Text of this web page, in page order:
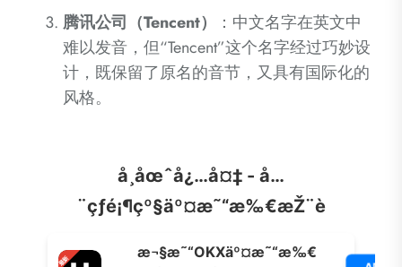
腾讯公司（Tencent）
：中文名字在英文中
难以发音，但“Tencent”这个名字经过巧妙设
计，既保留了原名的音节，又具有国际化的
风格。